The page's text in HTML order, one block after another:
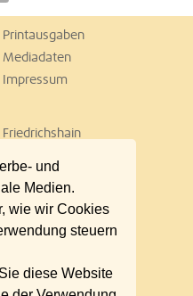
und
Medien.
wie wir Cookies
steuern
diese Website
Printausgaben
Mediadaten
Impressum
Friedrichshain
Marzahn
Neukölln
Schöneberg
Steglitz